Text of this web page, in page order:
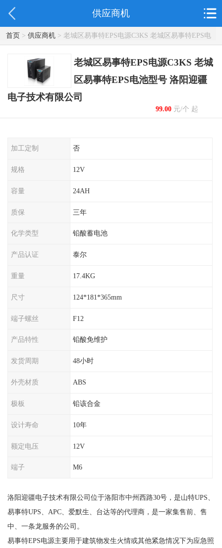
供应商机
首页> 供应商机> 老城区易事特EPS电源C3KS 老城区易事特EPS电
池型号 洛阳迎疆电子技术有限公司
老城区易事特EPS电源C3KS 老城
区易事特EPS电池型号 洛阳迎疆
电子技术有限公司
99.00元/个 起
加工定制 否
规格 12V
容量 24AH
质保 三年
化学类型 铅酸蓄电池
产品认证 泰尔
重量 17.4KG
尺寸 124*181*365mm
端子螺丝 F12
产品特性 铅酸免维护
发货周期 48小时
外壳材质 ABS
极板 铅该合金
设计寿命 10年
额定电压 12V
端子 M6
洛阳迎疆电子技术有限公司位于洛阳市中州西路30号，是山特UPS、
易事特UPS、APC、爱默生、台达等的代理商，是一家集售前、售
中、一条龙服务的公司。
易事特EPS电源主要用于建筑物发生火情或其他紧急情况下为应急照